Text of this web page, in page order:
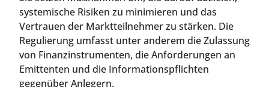
systemische Risiken zu minimieren und das
Vertrauen der Marktteilnehmer zu stärken. Die
Regulierung umfasst unter anderem die Zulassung
von Finanzinstrumenten, die Anforderungen an
Emittenten und die Informationspflichten
gegenüber Anlegern.